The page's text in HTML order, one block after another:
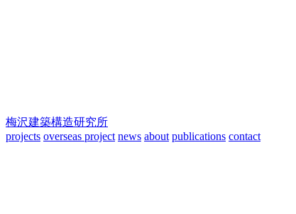
梅沢建築構造研究所
projects overseas project news about publications contact